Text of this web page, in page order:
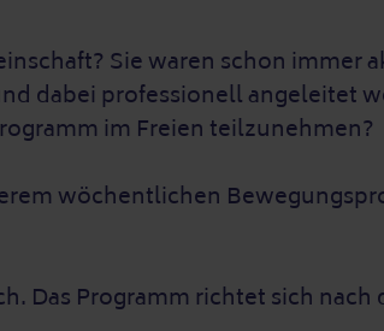
Sie waren schon
dabei professionell angeleitet
im Freien teilzunehmen?
wöchentlichen
Das Programm richtet sich